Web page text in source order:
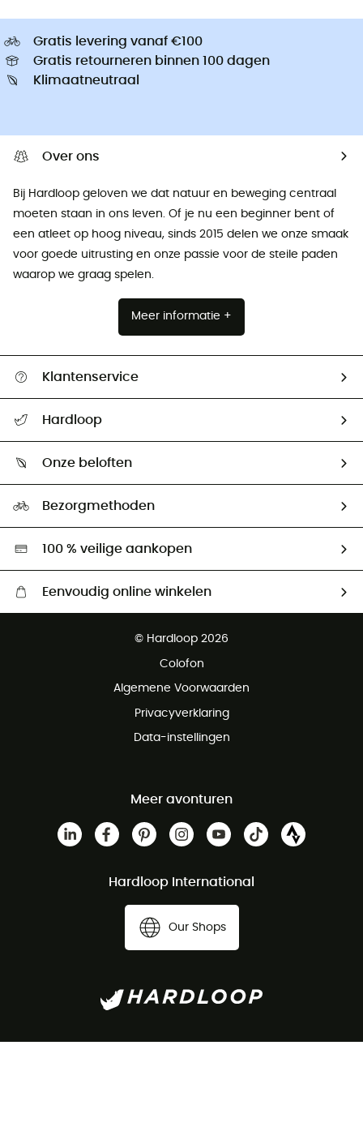
Gratis levering vanaf €100
Gratis retourneren binnen 100 dagen
Klimaatneutraal
Over ons
Bij Hardloop geloven we dat natuur en beweging centraal
moeten staan ​​in ons leven. Of je nu een beginner bent of
een atleet op hoog niveau, sinds 2015 delen we onze smaak
voor goede uitrusting en onze passie voor de steile paden
waarop we graag spelen.
Meer informatie +
Klantenservice
Mijn zending volgen
Retourzendingen & Terugbetalingen
Hardloop
Ambassadeurs
Onze beloften
Hardgreen
Bezorgmethoden
100 % veilige aankopen
Eenvoudig online winkelen
Gratis retourneren binnen 100 dagen
© Hardloop 2026
Colofon
Algemene Voorwaarden
Privacyverklaring
Data-instellingen
Meer avonturen
Hardloop International
Our Shops